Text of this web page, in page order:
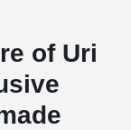
of Uri